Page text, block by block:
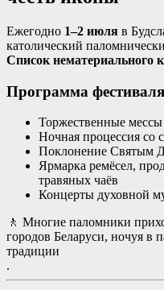
Ежегодно 1–2 июля в
католический
Список
Программа
Торжественные
Ночная процессия со
Поклонение Святым
Ярмарка ремёсел,
травяных чаёв
Концерты духовной
🚶 Многие паломники
городов Беларуси, ночуя в
традиции
.